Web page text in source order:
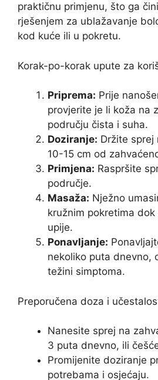
praktičnu primjenu, što ga
rješenjem za ublažavanje
kod kuće ili u pokretu.
Korak-po-korak upute za
Priprema: Prije
provjerite je li koža na
području čista i suha.
Doziranje: Držite sprej
10-15 cm od
Primjena: Raspršite
područje.
Masaža: Nježno
kružnim pokretima
upije.
Ponavljanje:
nekoliko puta dnevno,
težini simptoma.
Preporučena doza i
Nanesite sprej na
3 puta dnevno, ili
Promijenite doziranje
potrebama i osjećaju.